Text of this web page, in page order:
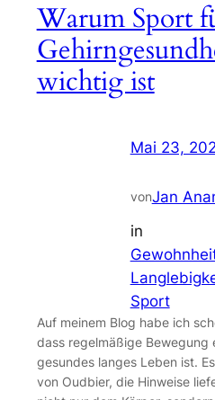
Warum Sport
wichtig ist
Mai 23,
vonJan
in
Sport
Auf meinem Blog habe ich
dass regelmäßige Bewegung
gesundes langes Leben ist.
von Oudbier, die Hinweise